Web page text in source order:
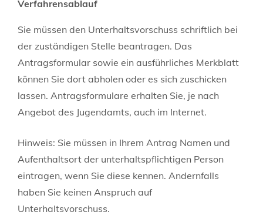
Verfahrensablauf
Sie müssen den Unterhaltsvorschuss schriftlich bei
der zuständigen Stelle beantragen. Das
Antragsformular sowie ein ausführliches Merkblatt
können Sie dort abholen oder es sich zuschicken
lassen. Antragsformulare erhalten Sie, je nach
Angebot des Jugendamts, auch im Internet.
Hinweis: Sie müssen in Ihrem Antrag Namen und
Aufenthaltsort der unterhaltspflichtigen Person
eintragen, wenn Sie diese kennen. Andernfalls
haben Sie keinen Anspruch auf
Unterhaltsvorschuss.